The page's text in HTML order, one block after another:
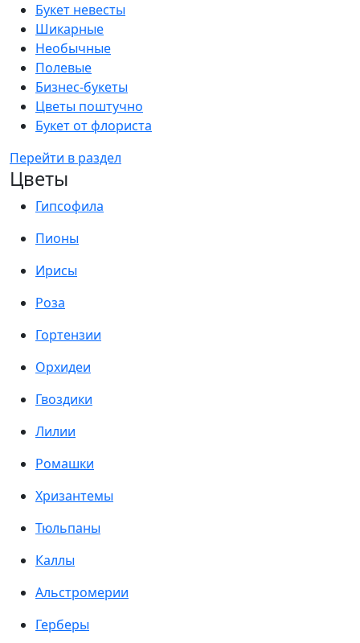
Букет невесты
Шикарные
Необычные
Полевые
Бизнес-букеты
Цветы поштучно
Букет от флориста
Перейти в раздел
Цветы
Гипсофила
Пионы
Ирисы
Роза
Гортензии
Орхидеи
Гвоздики
Лилии
Ромашки
Хризантемы
Тюльпаны
Каллы
Альстромерии
Герберы